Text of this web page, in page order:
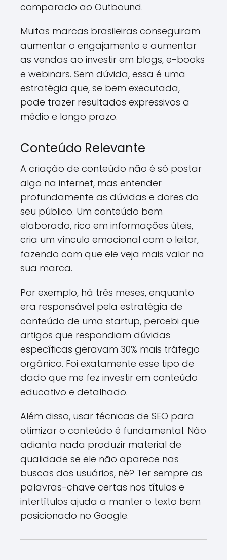
comparado ao Outbound.
Muitas marcas brasileiras conseguiram
aumentar o engajamento e aumentar
as vendas ao investir em blogs, e-books
e webinars. Sem dúvida, essa é uma
estratégia que, se bem executada,
pode trazer resultados expressivos a
médio e longo prazo.
Conteúdo Relevante
A criação de conteúdo não é só postar
algo na internet, mas entender
profundamente as dúvidas e dores do
seu público. Um conteúdo bem
elaborado, rico em informações úteis,
cria um vínculo emocional com o leitor,
fazendo com que ele veja mais valor na
sua marca.
Por exemplo, há três meses, enquanto
era responsável pela estratégia de
conteúdo de uma startup, percebi que
artigos que respondiam dúvidas
específicas geravam 30% mais tráfego
orgânico. Foi exatamente esse tipo de
dado que me fez investir em conteúdo
educativo e detalhado.
Além disso, usar técnicas de SEO para
otimizar o conteúdo é fundamental. Não
adianta nada produzir material de
qualidade se ele não aparece nas
buscas dos usuários, né? Ter sempre as
palavras-chave certas nos títulos e
intertítulos ajuda a manter o texto bem
posicionado no Google.